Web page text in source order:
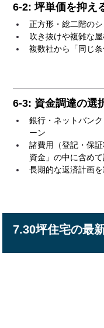
6-2: 坪単価を抑え
正方形・総二階の
吹き抜けや複雑な
複数社から「同じ
6-3: 資金調達の選
銀行・ネットバン
ーン
諸費用（登記・保
資金」の中に含め
長期的な返済計画
7.30坪住宅の最